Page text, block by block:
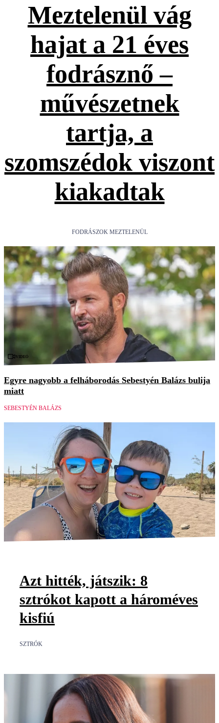
Meztelenül vág
hajat a 21 éves
fodrásznő –
művészetnek
tartja, a
szomszédok viszont
kiakadtak
FODRÁSZOK MEZTELENÜL
Videó
Egyre nagyobb a felháborodás Sebestyén Balázs bulija
miatt
SEBESTYÉN BALÁZS
Azt hitték, játszik: 8
sztrókot kapott a hároméves
kisfiú
SZTRÓK